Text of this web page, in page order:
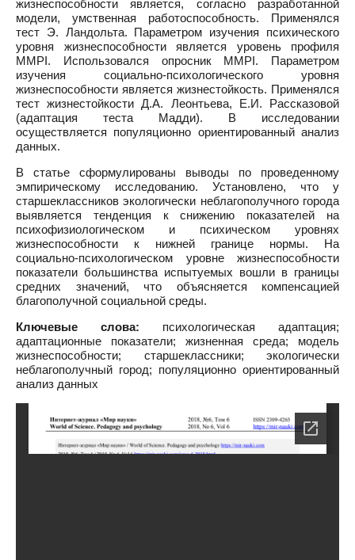
жизнеспособности является, согласно разработанной
модели, умственная работоспособность. Применялся
тест Э. Ландольта. Параметром изучения психического
уровня жизнеспособности является уровень профиля
MMPI. Использовался опросник MMPI. Параметром
изучения социально-психологического уровня
жизнеспособности является жизнестойкость. Применялся
тест жизнестойкости Д.А. Леонтьева, Е.И. Рассказовой
(адаптация теста Мадди). В исследовании
осуществляется популяционно ориентированный анализ
данных.
В статье сформулированы выводы по проведенному
эмпирическому исследованию. Установлено, что у
старшеклассников экологически неблагополучного города
выявляется тенденция к снижению показателей на
психофизиологическом и психическом уровнях
жизнеспособности к нижней границе нормы. На
социально-психологическом уровне жизнеспособности
показатели большинства испытуемых вошли в границы
средних значений, что объясняется компенсацией
благополучной социальной среды.
Ключевые слова: психологическая адаптация;
адаптационные показатели; жизненная среда; модель
жизнеспособности; старшеклассники; экологически
неблагополучный город; популяционно ориентированный
анализ данных